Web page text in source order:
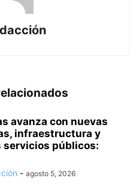
avanza con nuevas
infraestructura y
servicios públicos:
- agosto 5, 2026